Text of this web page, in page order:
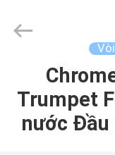
TRANG
CHỦ
aquaswan
water
Trumpet
nước Đầu